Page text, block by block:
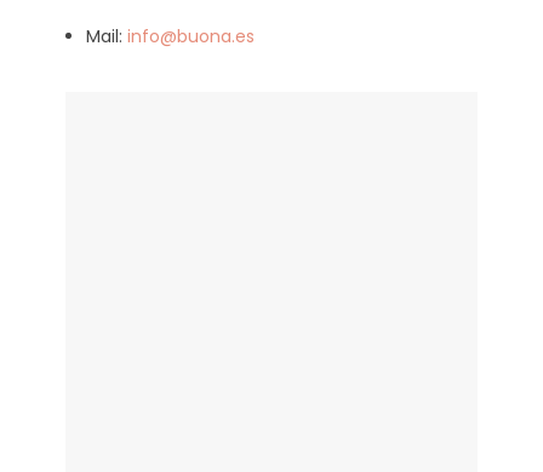
Mail: info@buona.es